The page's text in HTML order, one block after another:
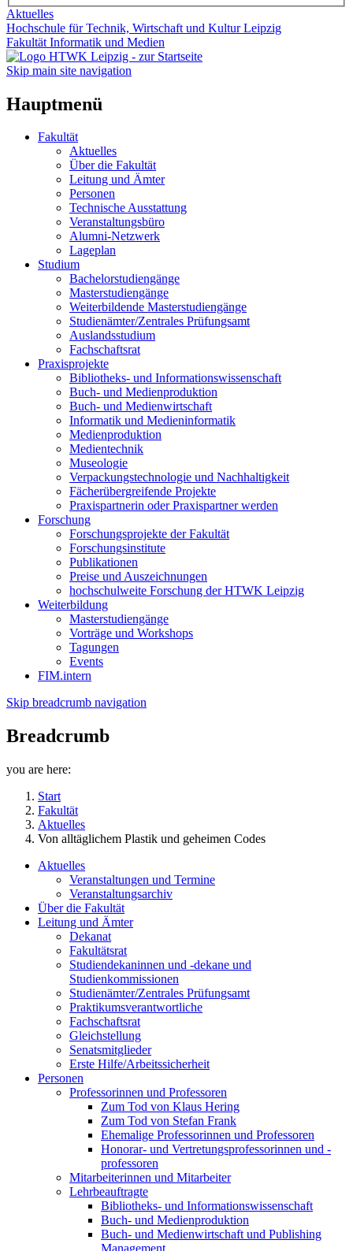
Aktuelles
Hochschule für Technik, Wirtschaft und Kultur Leipzig
Fakultät Informatik und Medien
Skip main site navigation
Hauptmenü
Fakultät
Aktuelles
Über die Fakultät
Leitung und Ämter
Personen
Technische Ausstattung
Veranstaltungsbüro
Alumni-Netzwerk
Lageplan
Studium
Bachelorstudiengänge
Masterstudiengänge
Weiterbildende Masterstudiengänge
Studienämter/Zentrales Prüfungsamt
Auslandsstudium
Fachschaftsrat
Praxisprojekte
Bibliotheks- und Informationswissenschaft
Buch- und Medienproduktion
Buch- und Medienwirtschaft
Informatik und Medieninformatik
Medienproduktion
Medientechnik
Museologie
Verpackungstechnologie und Nachhaltigkeit
Fächerübergreifende Projekte
Praxispartnerin oder Praxispartner werden
Forschung
Forschungsprojekte der Fakultät
Forschungsinstitute
Publikationen
Preise und Auszeichnungen
hochschulweite Forschung der HTWK Leipzig
Weiterbildung
Masterstudiengänge
Vorträge und Workshops
Tagungen
Events
FIM.intern
Skip breadcrumb navigation
Breadcrumb
you are here:
Start
Fakultät
Aktuelles
Von alltäglichem Plastik und geheimen Codes
Aktuelles
Veranstaltungen und Termine
Veranstaltungsarchiv
Über die Fakultät
Leitung und Ämter
Dekanat
Fakultätsrat
Studiendekaninnen und -dekane und
Studienkommissionen
Studienämter/Zentrales Prüfungsamt
Praktikumsverantwortliche
Fachschaftsrat
Gleichstellung
Senatsmitglieder
Erste Hilfe/Arbeitssicherheit
Personen
Professorinnen und Professoren
Zum Tod von Klaus Hering
Zum Tod von Stefan Frank
Ehemalige Professorinnen und Professoren
Honorar- und Vertretungsprofessorinnen und -
professoren
Mitarbeiterinnen und Mitarbeiter
Lehrbeauftragte
Bibliotheks- und Informationswissenschaft
Buch- und Medienproduktion
Buch- und Medienwirtschaft und Publishing